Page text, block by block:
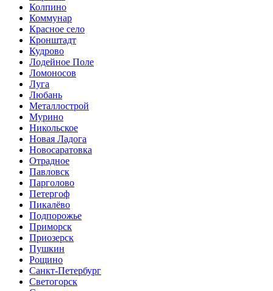
Колпино
Коммунар
Красное село
Кронштадт
Кудрово
Лодейное Поле
Ломоносов
Луга
Любань
Металлострой
Мурино
Никольское
Новая Ладога
Новосаратовка
Отрадное
Павловск
Парголово
Петергоф
Пикалёво
Подпорожье
Приморск
Приозерск
Пушкин
Рощино
Санкт-Петербург
Светогорск